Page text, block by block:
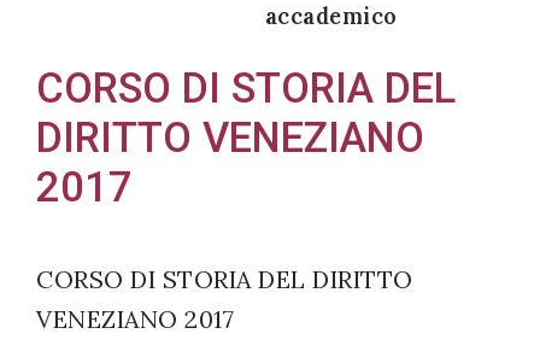
accademico
CORSO DI STORIA DEL
DIRITTO VENEZIANO
2017
CORSO DI STORIA DEL DIRITTO
VENEZIANO 2017
Acconsento
all'uso dei
miei dati
personali in
accordo
decreto
legislativo